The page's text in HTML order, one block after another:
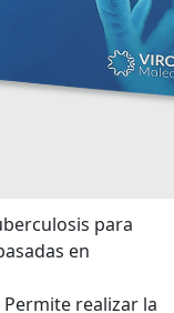
para
en
Permite realizar la